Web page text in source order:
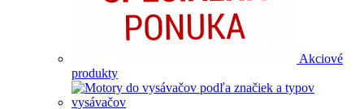
Akciové
produkty